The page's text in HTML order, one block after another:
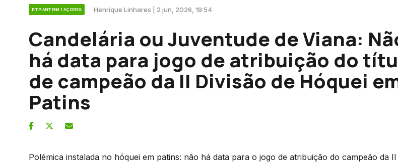
RTP ANTENA 1 AÇORES Henrique Linhares | 2 jun, 2026, 19:54
Candelária ou Juventude de Viana:
há data para jogo de atribuição do
de campeão da II Divisão de Hóquei
Patins
Polémica instalada no hóquei em patins: não há data para o jogo de atribuição do campeão da II